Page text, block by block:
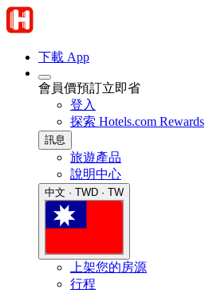
下載 App
會員價預訂立即省
登入
探索 Hotels.com Rewards
訊息
旅遊產品
說明中心
中文 · TWD · TW
上架您的房源
行程